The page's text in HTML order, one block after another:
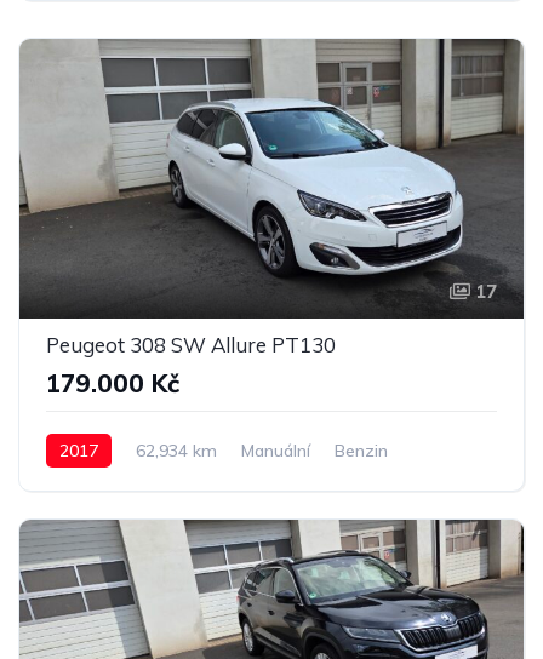
17
Peugeot 308 SW Allure PT130
179.000 Kč
2017 62,934 km Manuální Benzin